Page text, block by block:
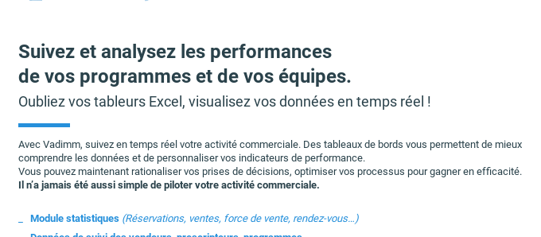
Suivez et analysez les performances
de vos programmes et de vos équipes.
Oubliez vos tableurs Excel, visualisez vos données en temps réel !
Avec Vadimm, suivez en temps réel votre activité commerciale. Des tableaux de bords vous permettent de mieux
comprendre les données et de personnaliser vos indicateurs de performance.
Vous pouvez maintenant rationaliser vos prises de décisions, optimiser vos processus pour gagner en efficacité.
Il n’a jamais été aussi simple de piloter votre activité commerciale.
Module statistiques (Réservations, ventes, force de vente, rendez-vous…)